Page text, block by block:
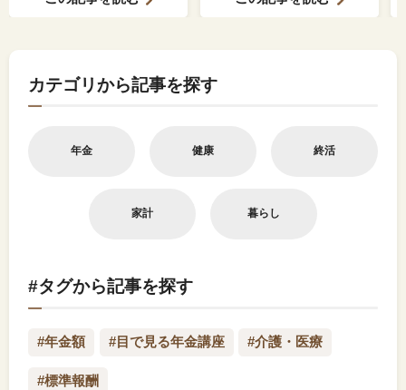
カテゴリから記事を探す
年金 健康 終活
家計 暮らし
#タグから記事を探す
#年金額 #目で見る年金講座 #介護・医療
#標準報酬